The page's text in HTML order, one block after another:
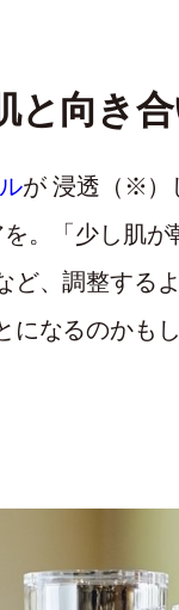
と向き合
が 浸透（※）
。「少し肌
ど、調整する
になるのかもし